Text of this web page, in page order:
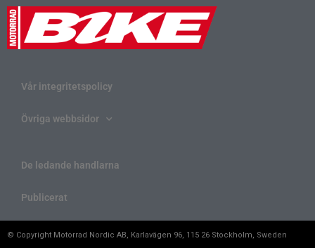
Vår integritetspolicy
Övriga webbsidor
De ledande handlarna
Publicerat
© Copyright Motorrad Nordic AB, Karlavägen 96, 115 26 Stockholm, Sweden